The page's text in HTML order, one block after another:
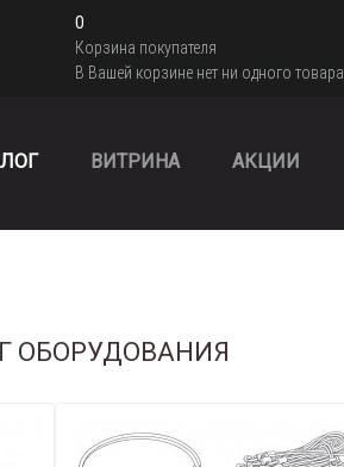
0
Корзина покупателя
В Вашей корзине нет ни одного товара.
ВИТРИНА АКЦИИ
ОБОРУДОВАНИЯ